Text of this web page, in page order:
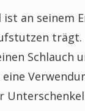
ist an seinem